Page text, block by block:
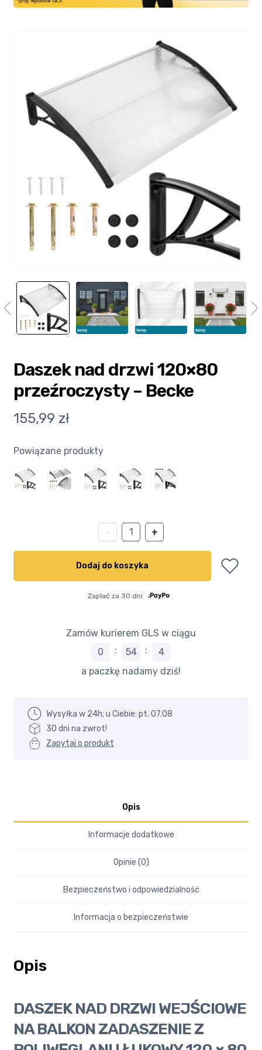
Moje konto
Polityka prywatności
Program partnerski
Regulamin Klubu Zolta.pl
Regulamin sklepu
Wysyłka i płatność
Daszek nad drzwi 120×80
przeźroczysty – Becke
155,99 zł
Powiązane produkty
ilość
Daszek
drzwi
przeźroczysty
Becke
- +
Dodaj do koszyka
Zapłać za 30 dni
Zamów kurierem GLS w ciągu
0
: 54 :
2
a paczkę nadamy dziś!
Wysyłka w 24h; u Ciebie: pt. 07.08
30 dni na zwrot!
Zapytaj o produkt
Opis
Informacje dodatkowe
Opinie (0)
Bezpieczeństwo i odpowiedzialność
Informacja o bezpieczeństwie
Opis
DASZEK NAD DRZWI WEJŚCIOWE
NA BALKON ZADASZENIE Z